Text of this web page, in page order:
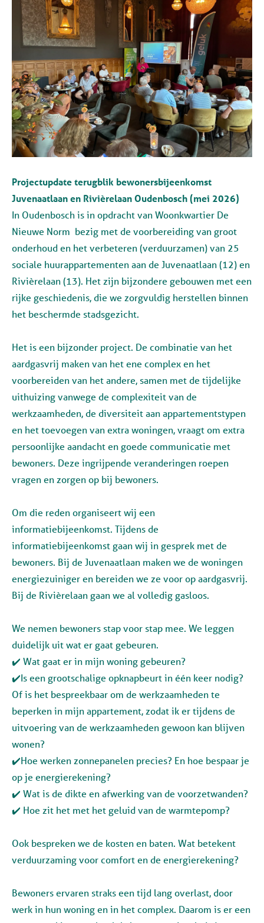
Projectupdate terugblik bewonersbijeenkomst
Juvenaatlaan en Rivièrelaan Oudenbosch (mei 2026)
In Oudenbosch is in opdracht van Woonkwartier De
Nieuwe Norm bezig met de voorbereiding van groot
onderhoud en het verbeteren (verduurzamen) van 25
sociale huurappartementen aan de Juvenaatlaan (12) en
Rivièrelaan (13). Het zijn bijzondere gebouwen met een
rijke geschiedenis, die we zorgvuldig herstellen binnen
het beschermde stadsgezicht.
Het is een bijzonder project. De combinatie van het
aardgasvrij maken van het ene complex en het
voorbereiden van het andere, samen met de tijdelijke
uithuizing vanwege de complexiteit van de
werkzaamheden, de diversiteit aan appartementstypen
en het toevoegen van extra woningen, vraagt om extra
persoonlijke aandacht en goede communicatie met
bewoners. Deze ingrijpende veranderingen roepen
vragen en zorgen op bij bewoners.
Om die reden organiseert wij een
informatiebijeenkomst. Tijdens de
informatiebijeenkomst gaan wij in gesprek met de
bewoners. Bij de Juvenaatlaan maken we de woningen
energiezuiniger en bereiden we ze voor op aardgasvrij.
Bij de Rivièrelaan gaan we al volledig gasloos.
We nemen bewoners stap voor stap mee. We leggen
duidelijk uit wat er gaat gebeuren.
✔️ Wat gaat er in mijn woning gebeuren?
✔️Is een grootschalige opknapbeurt in één keer nodig?
Of is het bespreekbaar om de werkzaamheden te
beperken in mijn appartement, zodat ik er tijdens de
uitvoering van de werkzaamheden gewoon kan blijven
wonen?
✔️Hoe werken zonnepanelen precies? En hoe bespaar je
op je energierekening?
✔️ Wat is de dikte en afwerking van de voorzetwanden?
✔️ Hoe zit het met het geluid van de warmtepomp?
Ook bespreken we de kosten en baten. Wat betekent
verduurzaming voor comfort en de energierekening?
Bewoners ervaren straks een tijd lang overlast, door
werk in hun woning en in het complex. Daarom is er een